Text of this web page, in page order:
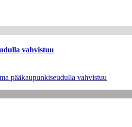
vahvistuu
pääkaupunkiseudulla vahvistuu